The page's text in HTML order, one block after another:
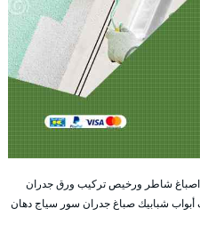
اصباغ شاطر ورخيص تركيب ورق جدران
شبابيك صباغ جدران سور سياج دهان